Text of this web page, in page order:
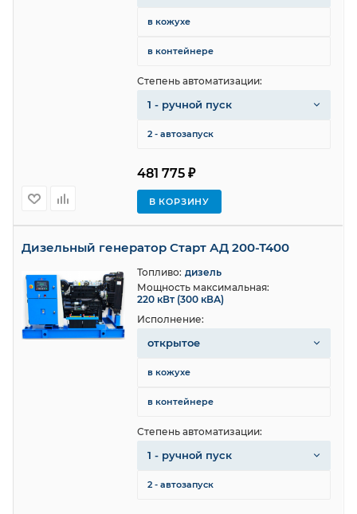
481 775 ₽
В КОРЗИНУ
в кожухе
в контейнере
Степень автоматизации:
1 - ручной пуск
2 - автозапуск
Дизельный генератор Старт АД 200-Т400
Топливо: дизель
Мощность максимальная:
220 кВт (300 кВА)
Исполнение:
открытое
в кожухе
в контейнере
Степень автоматизации:
1 - ручной пуск
2 - автозапуск